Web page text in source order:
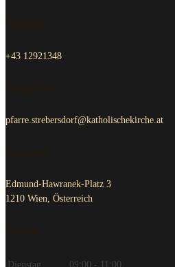
1210 Wien, Österreich
Freitag
09:00 - 11:00